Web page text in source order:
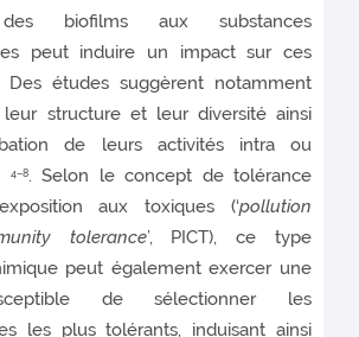
des biofilms aux substances
peut induire un impact sur ces
Des études suggèrent notamment
structure et leur diversité ainsi
de leurs activités intra ou
4–8. Selon le concept de tolérance
aux toxiques (‘pollution
tolerance’, PICT), ce type
peut également exercer une
de sélectionner les
les plus tolérants, induisant ainsi